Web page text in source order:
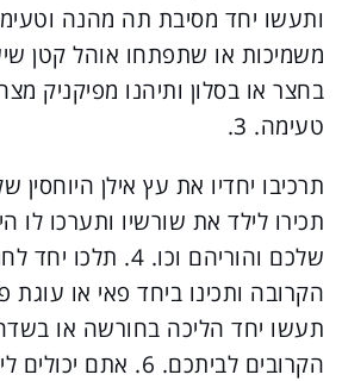
משמיכות או שתפתחו אוהל קטן
בחצר או בסלון ותיהנו מפיקניק
טעימה. 3.
תרכיבו יחדיו את עץ אילן
תכירו לילד את שורשיו ותערכו לו
שלכם והוריהם וכו. 4.
תעשו יחד הליכה בחורשה או
הקרובים לביתכם. 6. אתם